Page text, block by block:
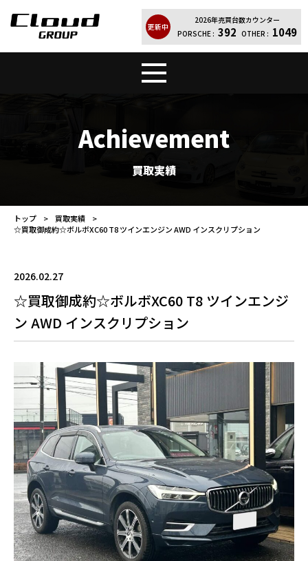
更新中
2026年売買台数カウンター
PORSCHE : 392 OTHER : 1049
店舗案内 会社紹介
Achievement
買取実績
トップ
買取実績
☆買取御成約☆ボルボXC60 T8 ツインエンジン AWD インスクリプション
2026.02.27
☆買取御成約☆ボルボXC60 T8 ツインエンジ
ン AWD インスクリプション